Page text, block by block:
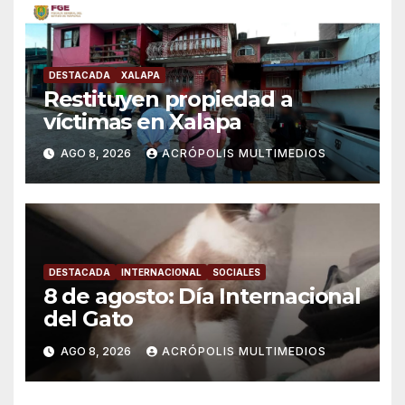
DESTACADA XALAPA
Restituyen propiedad a
víctimas en Xalapa
AGO 8, 2026 ACRÓPOLIS MULTIMEDIOS
DESTACADA INTERNACIONAL SOCIALES
8 de agosto: Día Internacional
del Gato
AGO 8, 2026 ACRÓPOLIS MULTIMEDIOS